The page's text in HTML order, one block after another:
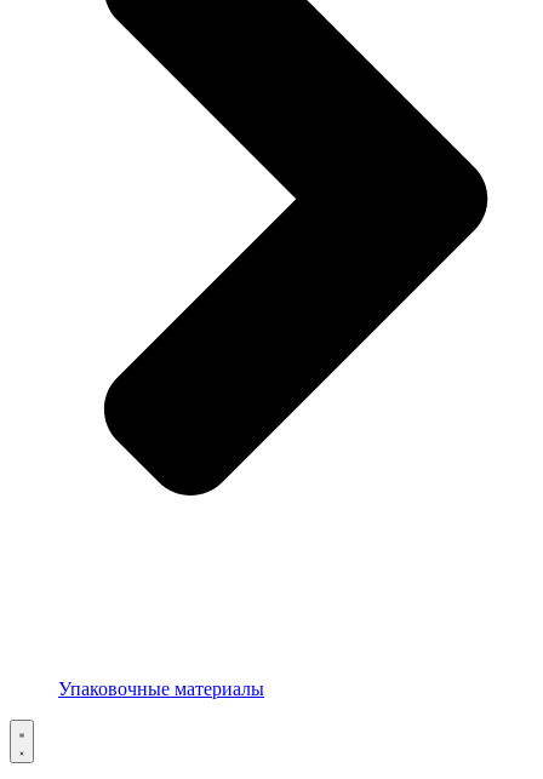
Упаковочные материалы